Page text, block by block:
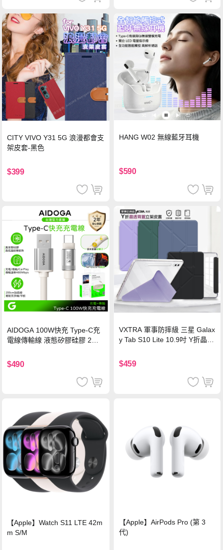
CITY VIVO Y31 5G 浪漫都會支
架皮套-黑色
$399
HANG W02 無線藍牙耳機
$590
AIDOGA 100W快充 Type-C充
電線傳輸線 液態矽膠硅膠 2M
$490
VXTRA 軍事防摔級 三星 Galax
y Tab S10 Lite 10.9吋 Y折晶透
$459
【Apple】Watch S11 LTE 42m
m S/M
【Apple】AirPods Pro (第 3
代)